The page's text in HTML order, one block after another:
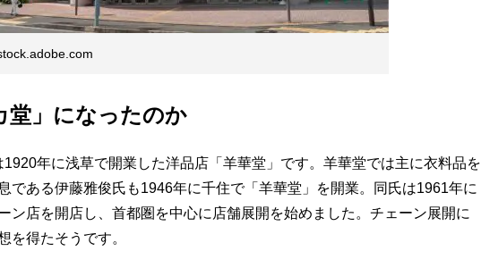
堂」になったのか
年に浅草で開業した洋品店「羊華堂」です。羊華堂では主に衣料品を
である伊藤雅俊氏も1946年に千住で「羊華堂」を開業。同氏は1961年に
ン店を開店し、首都圏を中心に店舗展開を始めました。チェーン展開に
を得たそうです。